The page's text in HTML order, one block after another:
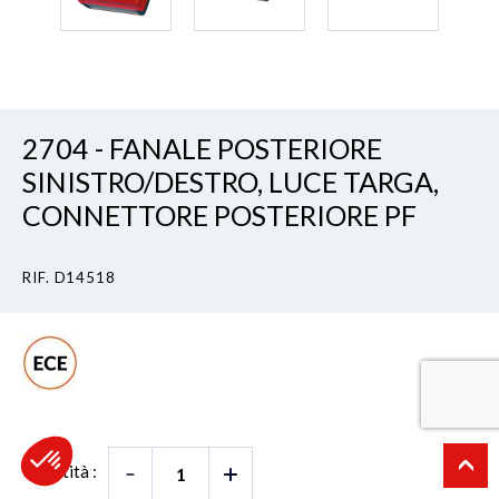
2704 - FANALE POSTERIORE
SINISTRO/DESTRO, LUCE TARGA,
CONNETTORE POSTERIORE PF
RIF. D14518
Quantità :